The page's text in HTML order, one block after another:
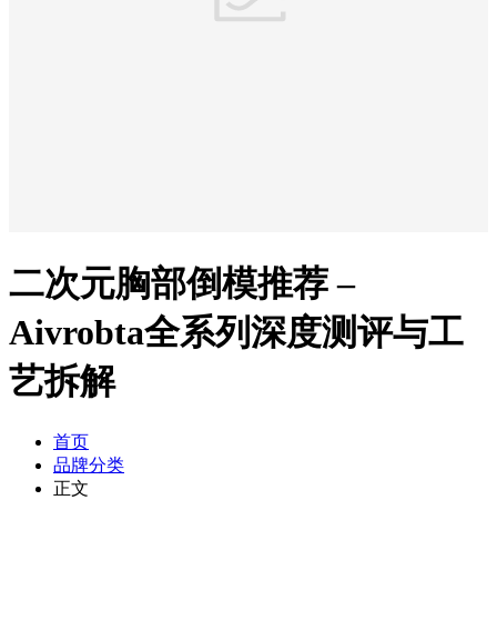
二次元胸部倒模推荐 –
Aivrobta全系列深度测评与工
艺拆解
首页
品牌分类
正文